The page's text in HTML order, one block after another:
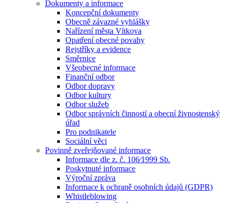
Dokumenty a informace
Koncepční dokumenty
Obecně závazné vyhlášky
Nařízení města Vítkova
Opatření obecné povahy
Rejstříky a evidence
Směrnice
Všeobecné informace
Finanční odbor
Odbor dopravy
Odbor kultury
Odbor služeb
Odbor správních činností a obecní živnostenský
úřad
Pro podnikatele
Sociální věci
Povinně zveřejňované informace
Informace dle z. č. 106⁄1999 Sb.
Poskytnuté informace
Výroční zpráva
Informace k ochraně osobních údajů (GDPR)
Whistleblowing